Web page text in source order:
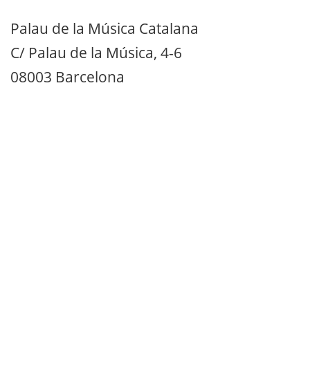
Palau de la Música Catalana
C/ Palau de la Música, 4-6
08003 Barcelona